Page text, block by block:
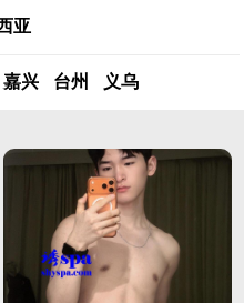
亚
嘉兴 台州 义乌